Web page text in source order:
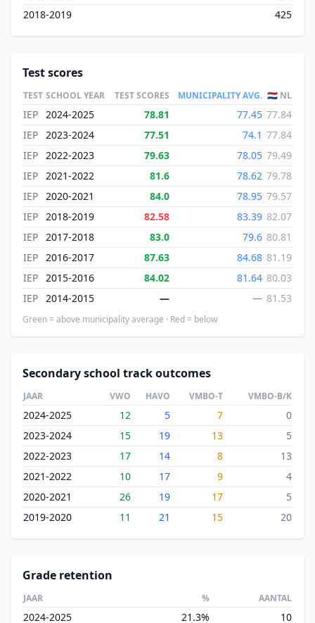
2018-2019
425
Test scores
TEST SCHOOL YEAR TEST SCORES MUNICIPALITY AVG. 🇳🇱 NL
IEP 2024-2025 78.81 77.45 77.84
IEP
2023-2024 77.51 74.1 77.84
IEP
2022-2023 79.63 78.05 79.49
IEP
2021-2022 81.6 78.62 79.78
IEP
2020-2021 84.0 78.95 79.57
IEP
2018-2019 82.58 83.39 82.07
IEP
2017-2018 83.0 79.6 80.81
IEP
2016-2017 87.63 84.68 81.19
IEP
2015-2016 84.02 81.64 80.03
IEP
2014-2015 — — 81.53
Green = above municipality average · Red = below
Secondary school track outcomes
JAAR VWO HAVO VMBO-T VMBO-B/K
2024-2025 12 5 7
0
2023-2024
15 19 13
5
2022-2023
17 14 8
13
2021-2022
10 17 9
4
2020-2021
26 19 17
5
2019-2020
11 21 15 20
Grade retention
JAAR % AANTAL
2024-2025 21.3%
10